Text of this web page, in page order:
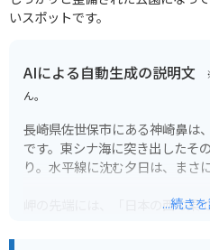
いスポットです。
AIによる自動生成の説明文
ん。
長崎県佐世保市にある神崎鼻は
です。東シナ海に突き出したそ
り。水平線に沈む夕日は、まさ
岬の先端には、「日本の西の果
...続き